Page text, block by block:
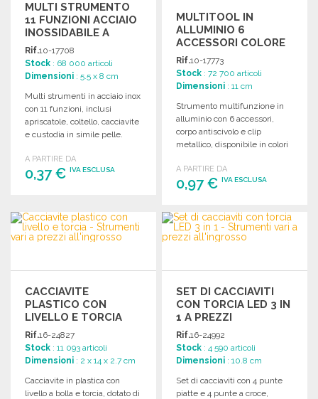
MULTI STRUMENTO
11 FUNZIONI ACCIAIO
INOSSIDABILE A
PREZZI
ALL'INGROSSO
Rif.10-17708
Stock : 68 000 articoli
Dimensioni : 5.5 x 8 cm
Multi strumenti in acciaio inox
con 11 funzioni, inclusi
apriscatole, coltello, cacciavite
e custodia in simile pelle.
A PARTIRE DA
0,37 € IVA ESCLUSA
Richiedi un preventivo
MULTITOOL IN
ALLUMINIO 6
ACCESSORI COLORE
METALLIZZATO A
PREZZI
ALL'INGROSSO
Rif.10-17773
Stock : 72 700 articoli
Dimensioni : 11 cm
Strumento multifunzione in
alluminio con 6 accessori,
corpo antiscivolo e clip
metallico, disponibile in colori
A PARTIRE DA
0,97 €IVA ESCLUSA
ORDINARE
Richiedi un preventivo
CACCIAVITE
PLASTICO CON
LIVELLO E TORCIA
Rif.16-24827
Stock : 11 093 articoli
Dimensioni : 2 x 14 x 2.7 cm
Cacciavite in plastica con
livello a bolla e torcia, dotato di
SET DI CACCIAVITI
CON TORCIA LED 3 IN
1 A PREZZI
ALL'INGROSSO
Rif.16-24992
Stock : 4 590 articoli
Dimensioni : 10.8 cm
Set di cacciaviti con 4 punte
piatte e 4 punte a croce,